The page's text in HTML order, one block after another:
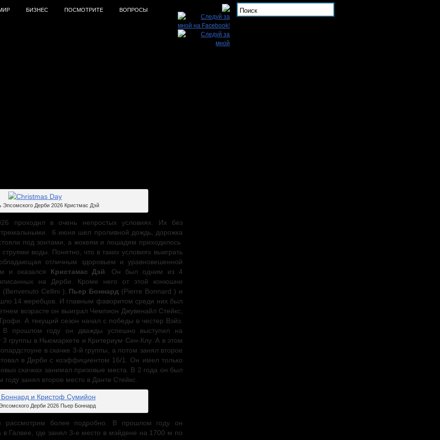
БИЗНЕС ПОСМОТРИТЕ ВОПРОСЫ
Эпсомского Дерби 2026 Кристмас Дэй
проходил в очень непростых условиях. Их без
6 июня шел проливной дождь, дорожка
под зонтами, а жокеям и лошадям приходилось
воды. Понятно, что в таких условиях выиграть
отличным здоровьем и уравновешенной
и оказался Кристамас Дэй . Он был одним из 4
на Дерби. Кроме него от этой конюшни
(Benvenuto Cellini ), Пьер Боннард (Pierre Bonnard ) и
14 жеребцов. И главным фаворитом среди них был
возрасте он выиграл Чемпион Джувенайл Стейкс,
А текущий сезон начал с победы в честер Вэйз.
В прошлом году он дважды успешно выступил на
3 группы в Ньюмаркете и Критериум Сен-Клу. А в этом
в скачке 3-й группы, а потом занял второе
в Дерби с коэффициентом 16/1. Он имел только
скачках занимал призовые места. В 2 года он был
занял второе место в Данте Стейкс.
Дерби 2026 Пьер Боннард
рассмотрим более подробно. В прошлом году он
в Галвее, где занял 3-е место в мэйдене на 1700 м по